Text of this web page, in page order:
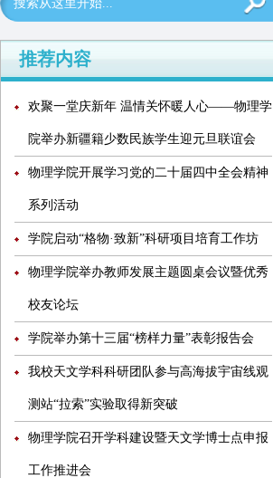
推荐内容
欢聚一堂庆新年 温情关怀暖人心——物理学
院举办新疆籍少数民族学生迎元旦联谊会
物理学院开展学习党的二十届四中全会精神
系列活动
学院启动“格物·致新”科研项目培育工作坊
物理学院举办教师发展主题圆桌会议暨优秀
校友论坛
学院举办第十三届“榜样力量”表彰报告会
我校天文学科科研团队参与高海拔宇宙线观
测站“拉索”实验取得新突破
物理学院召开学科建设暨天文学博士点申报
工作推进会